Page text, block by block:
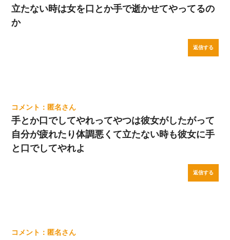
立たない時は女を口とか手で逝かせてやってるの
か
返信する
匿名
手とか口でしてやれってやつは彼女がしたがって
自分が疲れたり体調悪くて立たない時も彼女に手
と口でしてやれよ
返信する
匿名